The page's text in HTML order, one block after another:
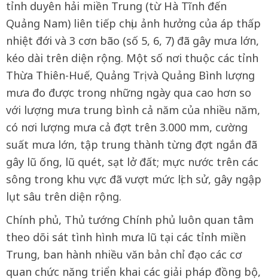
tỉnh duyên hải miền Trung (từ Hà Tĩnh đến
Quảng Nam) liên tiếp chịu ảnh hưởng của áp thấp
nhiệt đới và 3 cơn bão (số 5, 6, 7) đã gây mưa lớn,
kéo dài trên diện rộng. Một số nơi thuộc các tỉnh
Thừa Thiên-Huế, Quảng Trị và Quảng Bình lượng
mưa đo được trong những ngày qua cao hơn so
với lượng mưa trung bình cả năm của nhiều năm,
có nơi lượng mưa cả đợt trên 3.000 mm, cường
suất mưa lớn, tập trung thành từng đợt ngắn đã
gây lũ ống, lũ quét, sạt lở đất; mực nước trên các
sông trong khu vực đã vượt mức lịch sử, gây ngập
lụt sâu trên diện rộng.
Chính phủ, Thủ tướng Chính phủ luôn quan tâm
theo dõi sát tình hình mưa lũ tại các tỉnh miền
Trung, ban hành nhiều văn bản chỉ đạo các cơ
quan chức năng triển khai các giải pháp đồng bộ,